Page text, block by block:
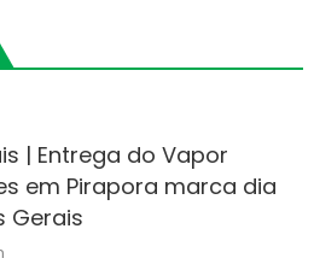
| Entrega do Vapor
em Pirapora marca dia
Gerais